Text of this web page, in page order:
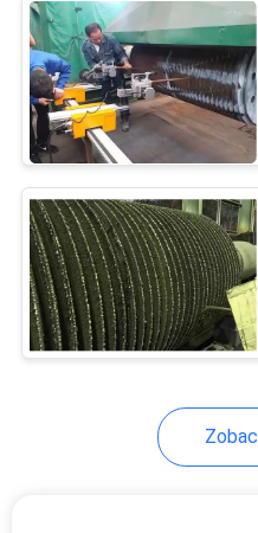
Maszyna
pomiaru
Maszyna
bramce